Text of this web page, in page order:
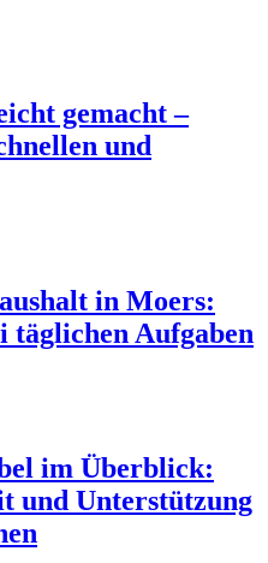
gemacht –
und
in Moers:
täglichen Aufgaben
im Überblick:
und Unterstützung